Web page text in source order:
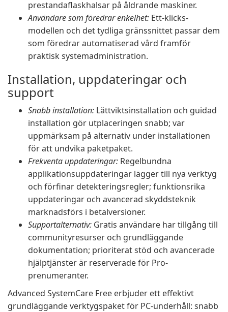
prestandaflaskhalsar på åldrande maskiner.
Användare som föredrar enkelhet: Ett-klicks-
modellen och det tydliga gränssnittet passar dem
som föredrar automatiserad vård framför
praktisk systemadministration.
Installation, uppdateringar och
support
Snabb installation: Lättviktsinstallation och guidad
installation gör utplaceringen snabb; var
uppmärksam på alternativ under installationen
för att undvika paketpaket.
Frekventa uppdateringar: Regelbundna
applikationsuppdateringar lägger till nya verktyg
och förfinar detekteringsregler; funktionsrika
uppdateringar och avancerad skyddsteknik
marknadsförs i betalversioner.
Supportalternativ: Gratis användare har tillgång till
communityresurser och grundläggande
dokumentation; prioriterat stöd och avancerade
hjälptjänster är reserverade för Pro-
prenumeranter.
Advanced SystemCare Free erbjuder ett effektivt
grundläggande verktygspaket för PC-underhåll: snabb